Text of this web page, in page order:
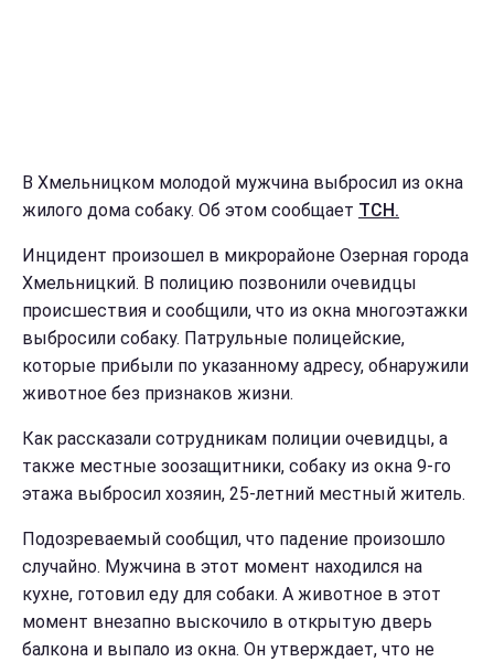
В Хмельницком молодой мужчина выбросил из окна
жилого дома собаку. Об этом сообщает ТСН.
Инцидент произошел в микрорайоне Озерная города
Хмельницкий. В полицию позвонили очевидцы
происшествия и сообщили, что из окна многоэтажки
выбросили собаку. Патрульные полицейские,
которые прибыли по указанному адресу, обнаружили
животное без признаков жизни.
Как рассказали сотрудникам полиции очевидцы, а
также местные зоозащитники, собаку из окна 9-го
этажа выбросил хозяин, 25-летний местный житель.
Подозреваемый сообщил, что падение произошло
случайно. Мужчина в этот момент находился на
кухне, готовил еду для собаки. А животное в этот
момент внезапно выскочило в открытую дверь
балкона и выпало из окна. Он утверждает, что не